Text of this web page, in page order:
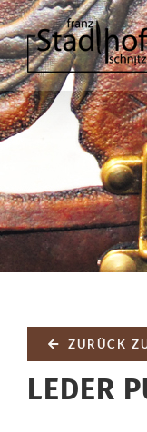
Zum
Inhalt
springen
ZURÜCK
LEDER